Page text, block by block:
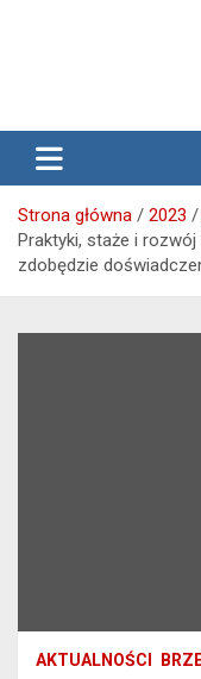
Przegląd
Brzeg
Brzeg24
Strona główna 2023
Praktyki, staże i rozwój
zdobędzie
AKTUALNOŚCI